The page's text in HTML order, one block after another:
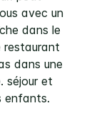
avec un
dans le
restaurant
dans une
séjour et
enfants.